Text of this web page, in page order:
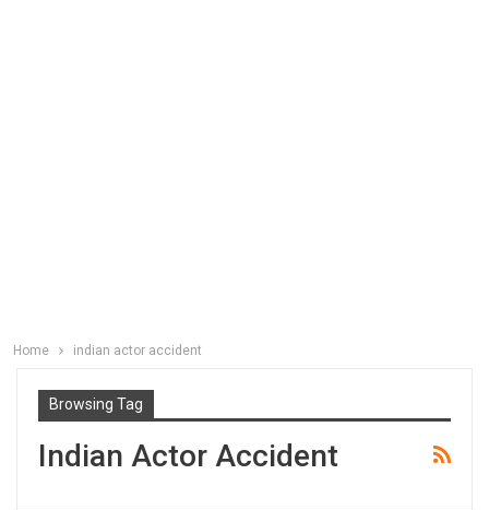
Home indian actor accident
Browsing Tag
Indian Actor Accident